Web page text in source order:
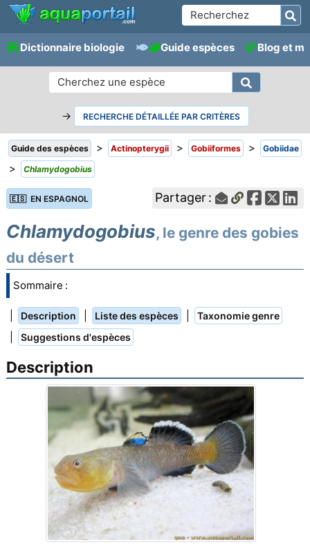
Dictionnaire biologie Guide espèces Blog et
→ RECHERCHE DÉTAILLÉE PAR CRITÈRES
Guide des espèces > Actinopterygii > Gobiiformes > Gobiidae
> Chlamydogobius
🇪🇸 EN ESPAGNOL Partager :
Chlamydogobius, le genre des gobies
du désert
Sommaire :
Description Liste des espèces Taxonomie genre
Suggestions d'espèces
Description